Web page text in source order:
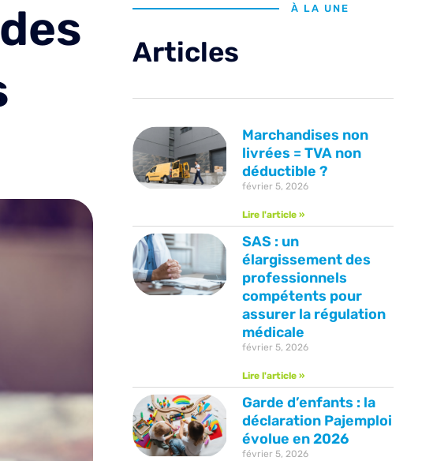
À LA UNE
Articles
Marchandises non
livrées = TVA non
déductible ?
février 5, 2026
Lire l'article »
SAS : un
élargissement des
professionnels
compétents pour
assurer la régulation
médicale
février 5, 2026
Lire l'article »
Garde d’enfants : la
déclaration Pajemploi
évolue en 2026
février 5, 2026